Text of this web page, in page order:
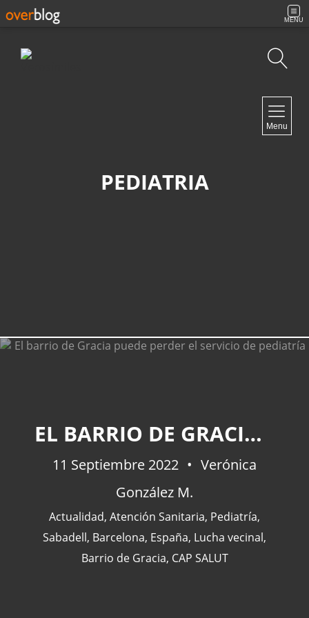
MENU
Menu
PEDIATRIA
EL BARRIO DE GRACIA PUEDE PERDER EL SERVICIO DE PEDIATRÍA
11 Septiembre 2022
Verónica
González M.
Actualidad, Atención Sanitaria, Pediatría,
Sabadell, Barcelona, España, Lucha vecinal,
Barrio de Gracia, CAP SALUT
España(77)
Barcelona(47)
Europa(47)
Venezuela(43)